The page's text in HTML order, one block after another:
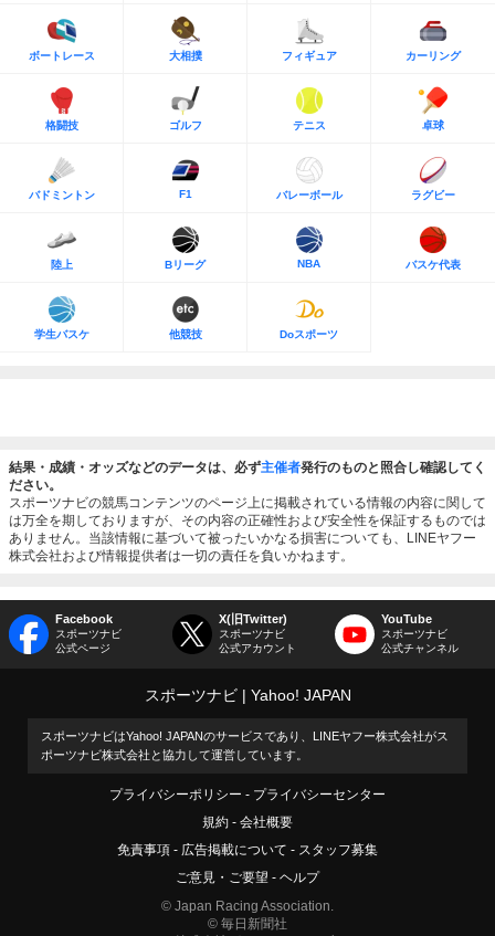
ボートレース 大相撲 フィギュア カーリング
格闘技 ゴルフ テニス 卓球
バドミントン F1 バレーボール ラグビー
陸上 Bリーグ NBA バスケ代表
学生バスケ 他競技 Doスポーツ
結果・成績・オッズなどのデータは、必ず主催者発行のものと照合し確認してく
ださい。
スポーツナビの競馬コンテンツのページ上に掲載されている情報の内容に関して
は万全を期しておりますが、その内容の正確性および安全性を保証するものでは
ありません。当該情報に基づいて被ったいかなる損害についても、LINEヤフー
株式会社および情報提供者は一切の責任を負いかねます。
Facebook
スポーツナビ
公式ページ
X(旧Twitter)
スポーツナビ
公式アカウント
YouTube
スポーツナビ
公式チャンネル
スポーツナビ Yahoo! JAPAN
スポーツナビはYahoo! JAPANのサービスであり、LINEヤフー株式会社がス
ポーツナビ株式会社と協力して運営しています。
プライバシーポリシー
プライバシーセンター
規約
会社概要
免責事項
広告掲載について
スタッフ募集
ご意見・ご要望
ヘルプ
© Japan Racing Association.
© 毎日新聞社